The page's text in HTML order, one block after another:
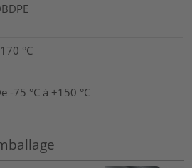
°C
-75 °C à +150 °C